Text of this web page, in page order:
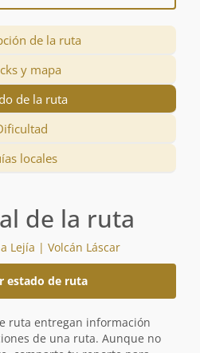
de la ruta
y mapa
de la ruta
locales
de la ruta
Lejía | Volcán Láscar
estado de ruta
ruta entregan información
de una ruta. Aunque no